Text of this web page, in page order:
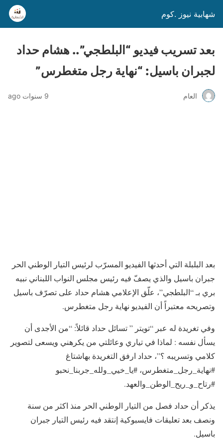
شهابية نيوز .كوم
بعد تسريب فيديو “البلطجي”.. هشام حداد
لجبران باسيل: “نهاية رجل متغطرس”
العام 9 سنوات ago
بعد البلبلة التي أحدثها الفيديو المسرّب لرئيس التيار الوطني الحر
جبران باسيل والذي يصفّ فيه رئيس مجلس النواب اللبناني نبيه
بري بـ “البلطجي”، علّق الإعلامي هشام حداد على تصرّف باسيل
وتصريحه معتبراً أن الفيديو نهاية رجل متغطرس.
وفي تغريدة له عبر “تويتر ” تسائل حداد قائلاً: “من الأجدى أن
يسأل نفسه : لماذا في تياري وعائلتي من يكرهني ويسعى لتصوير
كلامي وتسريبه ؟”، حداد ارفق التغريدة بهاشتاغ
#نهاية_رجل_متغطرس، #يا_خيي_ولله_جربنا_نحبو
#رتاح_و_ريح_الوطن_والعهد.
يذكر أن حداد فصل من التيار الوطني الحر منذ اكثر من سنة
ونصف بعد تعليقات فايسبوكية إنتقد فيه رئيس التيار جبران
باسيل.